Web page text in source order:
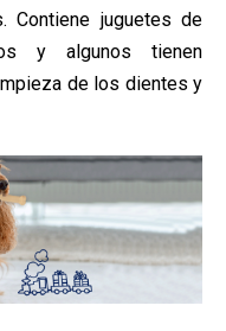
Contiene juguetes de
y algunos tienen
de los dientes y